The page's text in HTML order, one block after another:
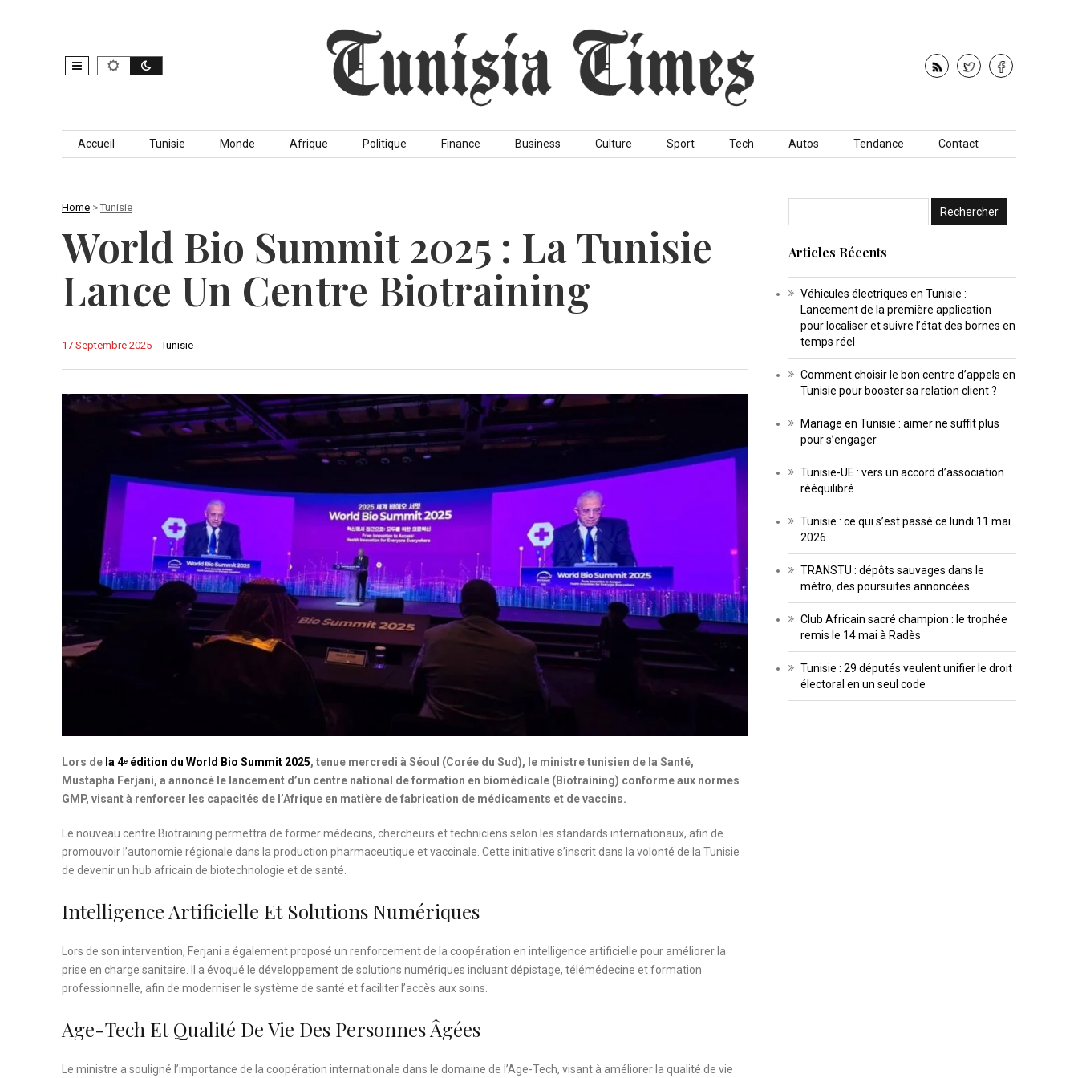
Skip to content
Accueil Tunisie Monde Afrique Politique Finance Business Culture Sport Tech Autos Tendance Contact
Home > Tunisie
World Bio Summit 2025 : La Tunisie
Lance Un Centre Biotraining
-Tunisie
17 Septembre 2025
Lors de la 4ᵉ édition du World Bio Summit 2025, tenue mercredi à Séoul (Corée du Sud), le ministre tunisien de la Santé,
Mustapha Ferjani, a annoncé le lancement d’un centre national de formation en biomédicale (Biotraining) conforme aux normes
GMP, visant à renforcer les capacités de l’Afrique en matière de fabrication de médicaments et de vaccins.
Le nouveau centre Biotraining permettra de former médecins, chercheurs et techniciens selon les standards internationaux, afin de
promouvoir l’autonomie régionale dans la production pharmaceutique et vaccinale. Cette initiative s’inscrit dans la volonté de la Tunisie
de devenir un hub africain de biotechnologie et de santé.
Intelligence Artificielle Et Solutions Numériques
Lors de son intervention, Ferjani a également proposé un renforcement de la coopération en intelligence artificielle pour améliorer la
prise en charge sanitaire. Il a évoqué le développement de solutions numériques incluant dépistage, télémédecine et formation
professionnelle, afin de moderniser le système de santé et faciliter l’accès aux soins.
Age-Tech Et Qualité De Vie Des Personnes Âgées
Le ministre a souligné l’importance de la coopération internationale dans le domaine de l’Age-Tech, visant à améliorer la qualité de vie
Articles Récents
Véhicules électriques en Tunisie :
Lancement de la première application
pour localiser et suivre l’état des bornes en
temps réel
Comment choisir le bon centre d’appels en
Tunisie pour booster sa relation client ?
Mariage en Tunisie : aimer ne suffit plus
pour s’engager
Tunisie-UE : vers un accord d’association
rééquilibré
Tunisie : ce qui s’est passé ce lundi 11 mai
2026
TRANSTU : dépôts sauvages dans le
métro, des poursuites annoncées
Club Africain sacré champion : le trophée
remis le 14 mai à Radès
Tunisie : 29 députés veulent unifier le droit
électoral en un seul code